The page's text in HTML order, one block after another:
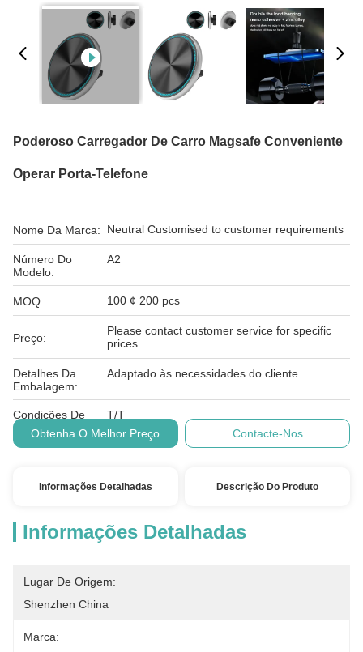
Poderoso Carregador De Carro Magsafe Conveniente
Operar Porta-Telefone
Nome Da Marca: Neutral Customised to customer requirements
Número Do
Modelo:
A2
MOQ: 100 ¢ 200 pcs
Preço:
Please contact customer service for specific
prices
Detalhes Da
Embalagem:
Adaptado às necessidades do cliente
Condições De
Pagamento:
T/T
Obtenha O Melhor Preço
Contacte-Nos
Informações Detalhadas Descrição Do Produto
Informações Detalhadas
Lugar De Origem:
Shenzhen China
Marca: